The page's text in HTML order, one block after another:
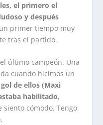
el primero el
y después
primer tiempo muy
tras el partido.
último campeón. Una
cuando hicimos un
de ellos (Maxi
habilitado,
siento cómodo. Tengo